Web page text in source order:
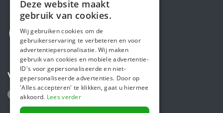
Volg ons
ENGLISH
Deze website maakt
gebruik van cookies.
Wij gebruiken cookies om de
gebruikerservaring te verbeteren en voor
advertentiepersonalisatie. Wij maken
gebruik van cookies en mobiele advertentie-
ID's voor gepersonaliseerde en niet-
gepersonaliseerde advertenties. Door op
'Alles accepteren' te klikken, gaat u hiermee
akkoord. Lees verder